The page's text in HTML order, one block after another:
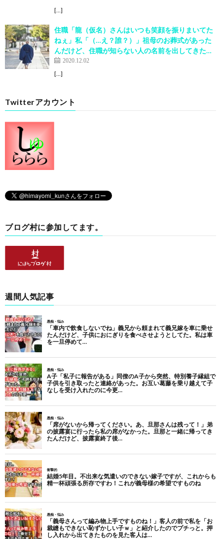
[…]
住職「龍（仮名）さんはいつも笑顔を振りまいてた
ねぇ」私「（…え？誰？）」祖母のお葬式があった
んだけど、住職が知らない人の名前を出してきた…
2020.12.02
[…]
Twitterアカウント
ブログ村に参加してます。
週間人気記事